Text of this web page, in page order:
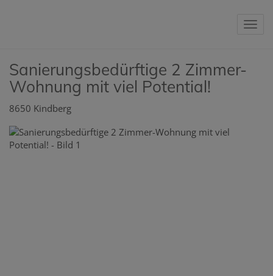
Sanierungsbedürftige 2 Zimmer-
Wohnung mit viel Potential!
8650 Kindberg